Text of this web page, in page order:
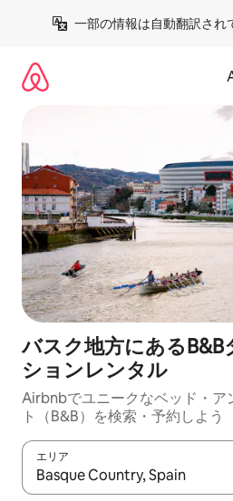
一部の情報は自動翻訳され
バスク地方にある
ションレンタル
Airbnbでユニークなベッド・ア
ト（B&B）を検索・予約しよう
エリア
検索結果が表示されたら、上下